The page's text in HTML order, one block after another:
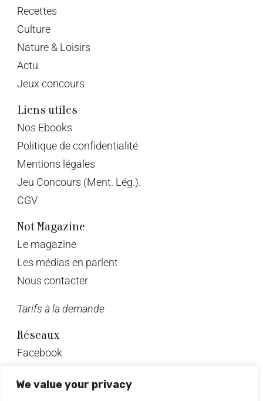
We value your privacy
Recettes
Culture
Nature & Loisirs
Actu
Jeux concours
Liens utiles
Nos Ebooks
Politique de confidentialité
Mentions légales
Jeu Concours (Ment. Lég.).
CGV
Not Magazine
Le magazine
Les médias en parlent
Nous contacter
Tarifs à la demande
Réseaux
Facebook
Instagram